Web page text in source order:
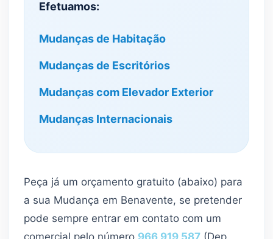
Efetuamos:
Mudanças de Habitação
Mudanças de Escritórios
Mudanças com Elevador Exterior
Mudanças Internacionais
Peça já um orçamento gratuito (abaixo) para
a sua Mudança em Benavente, se pretender
pode sempre entrar em contato com um
comercial pelo número 966 919 587 (Dep.